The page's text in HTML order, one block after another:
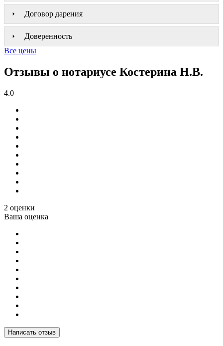
Договор дарения
Доверенность
Все цены
Отзывы о нотариусе Костерина Н.В.
4.0
2 оценки
Ваша оценка
Написать отзыв